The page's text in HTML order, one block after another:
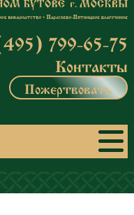
799-65-75
Контакты
Пожертвовать